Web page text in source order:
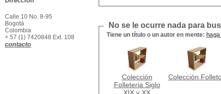
No se le ocurre nada para
Tiene un título o un autor en mente:
Colección
Folleteria Siglo
Colección
Calle 10 No. 8-95
Bogotá
Colombia
+ 57 (1) 7420848 Ext. 108
contacto